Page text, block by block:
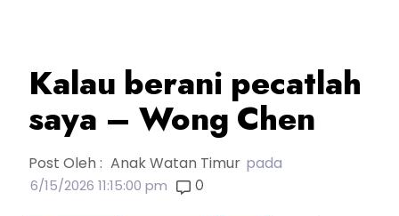
Kalau berani pecatlah
saya – Wong Chen
Post Oleh : Anak Watan Timur pada
6/15/2026 11:15:00 pm 0